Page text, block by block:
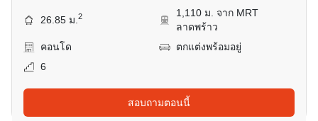
26.85 ม.2
1,110 ม. จาก MRT
ลาดพร้าว
คอนโด
ตกแต่งพร้อมอยู่
6
สอบถามตอนนี้